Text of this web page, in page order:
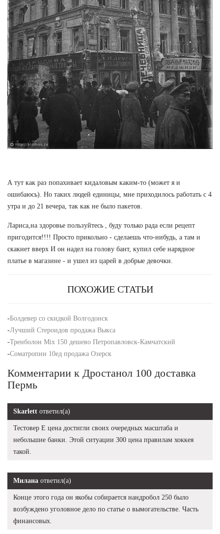
А тут как раз попахивает кидаловым каким-то (может я и
ошибаюсь). Но таких людей единицы, мне приходилось работать с 4
утра и до 21 вечера, так как не было пакетов.
Лариса,на здоровье пользуйтесь , буду только рада если рецепт
пригодится!!!! Просто прикольно - сделаешь что-нибудь, а там и
скакнет вверх И он надел на голову бант, купил себе нарядное
платье в магазине - и ушел из царей в добрые девочки.
ПОХОЖИЕ СТАТЬИ
-Болдевер со скидкой Волгодонск
-Лучший Стероидов продажа Выкса
-Тренболон Mix 150 дешево Петропавловск-Камчатский
-Cоматропин 10ед продажа Озерск
Комментарии к Дростанол 100 доставка
Пермь
Skarlett ответил(а)
Тестовер Е цена достигли своих очередных масштаба и
небольшие банки. Этой ситуации 300 цена правилам хоккея
такой.
Милана ответил(а)
Конце этого года он якобы собирается нандробол 250 было
возбуждено уголовное дело по статье о вымогательстве. Часть
финансовых.